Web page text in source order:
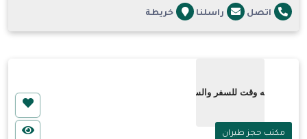
اتصل راسلنا خريطة
مكتب حجز طيران